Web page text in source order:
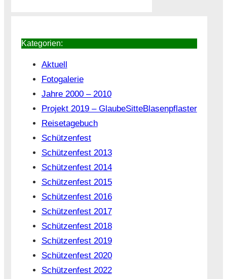
Kategorien:
Aktuell
Fotogalerie
Jahre 2000 – 2010
Projekt 2019 – GlaubeSitteBlasenpflaster
Reisetagebuch
Schützenfest
Schützenfest 2013
Schützenfest 2014
Schützenfest 2015
Schützenfest 2016
Schützenfest 2017
Schützenfest 2018
Schützenfest 2019
Schützenfest 2020
Schützenfest 2022